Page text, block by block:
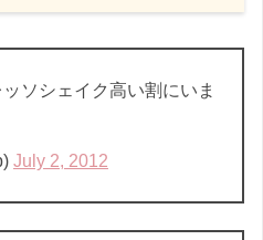
ソシェイク高い割にいま
July 2, 2012